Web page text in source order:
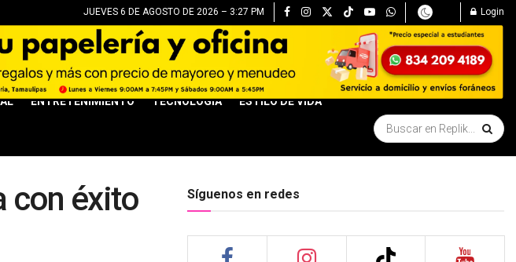
JUEVES 6 DE AGOSTO DE 2026 – 3:27 PM Login
ENTRETENIMIENTO TECNOLOGÍA ESTILO DE VIDA
con éxito
Síguenos en redes